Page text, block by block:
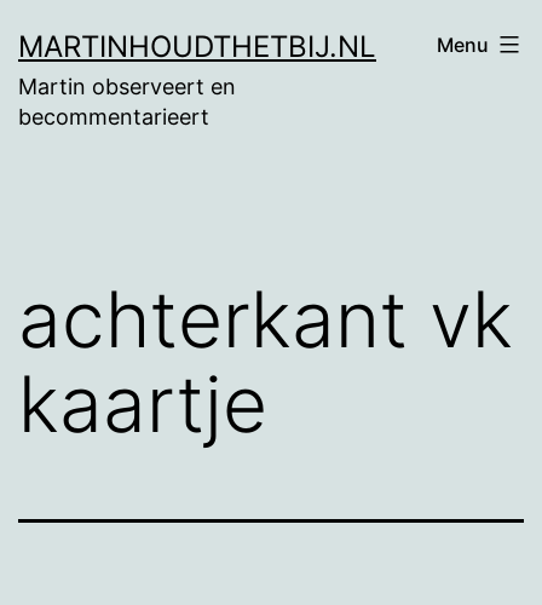
naar
de
MARTINHOUDTHETBIJ.NL
Martin observeert en
becommentarieert
Menu
achterkant vk
kaartje